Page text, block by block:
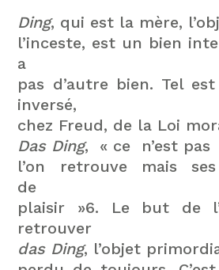
Ding, qui est la mère,
l’inceste, est un bien
a
pas d’autre bien. Tel
inversé,
chez Freud, de la Loi
Das Ding, « ce n’est
l’on retrouve mais
de
plaisir »6. Le but de
retrouver
das Ding, l’objet